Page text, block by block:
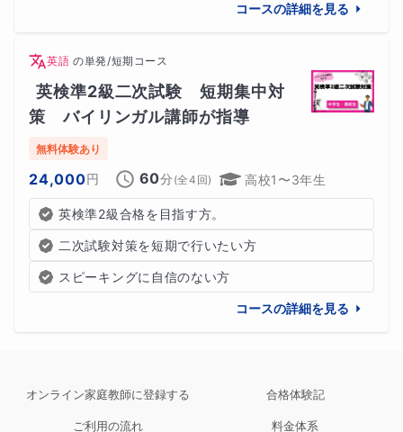
コースの詳細を見る
英語 の単発/短期コース
英検準2級二次試験　短期集中対
策　バイリンガル講師が指導
無料体験あり
24,000円 60分 (全4 回) 高校1〜3年生
英検準2級合格を目指す方。
二次試験対策を短期で行いたい方
スピーキングに自信のない方
コースの詳細を見る
オンライン家庭教師に登録する 合格体験記
ご利用の流れ 料金体系